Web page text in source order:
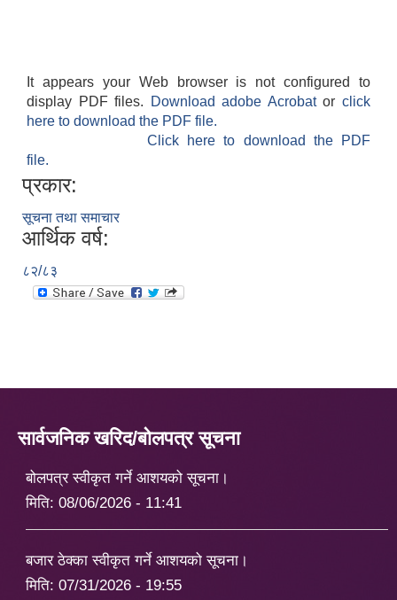
It appears your Web browser is not configured to
display PDF files.
Download adobe Acrobatorclick
here to download the PDF file.
Click here to download the PDF
file.
प्रकार:
सूचना तथा समाचार
आर्थिक वर्ष:
८२/८३
सार्वजनिक खरिद/बोलपत्र सूचना
बोलपत्र स्वीकृत गर्ने आशयको सूचना।
मिति: 08/06/2026 - 11:41
बजार ठेक्का स्वीकृत गर्ने आशयको सूचना।
मिति: 07/31/2026 - 19:55